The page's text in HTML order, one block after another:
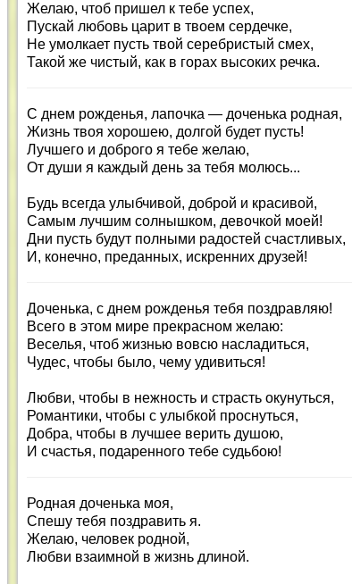
Желаю, чтоб пришел к тебе успех,
Пускай любовь царит в твоем сердечке,
Не умолкает пусть твой серебристый смех,
Такой же чистый, как в горах высоких речка.
С днем рожденья, лапочка — доченька родная,
Жизнь твоя хорошею, долгой будет пусть!
Лучшего и доброго я тебе желаю,
От души я каждый день за тебя молюсь...
Будь всегда улыбчивой, доброй и красивой,
Самым лучшим солнышком, девочкой моей!
Дни пусть будут полными радостей счастливых,
И, конечно, преданных, искренних друзей!
Доченька, с днем рожденья тебя поздравляю!
Всего в этом мире прекрасном желаю:
Веселья, чтоб жизнью вовсю насладиться,
Чудес, чтобы было, чему удивиться!
Любви, чтобы в нежность и страсть окунуться,
Романтики, чтобы с улыбкой проснуться,
Добра, чтобы в лучшее верить душою,
И счастья, подаренного тебе судьбою!
Родная доченька моя,
Спешу тебя поздравить я.
Желаю, человек родной,
Любви взаимной в жизнь длиной.